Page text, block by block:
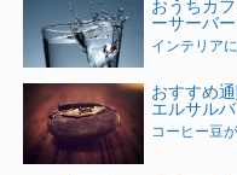
おうちカ
ーサーバ
インテリア
おすすめ
エルサル
コーヒー豆